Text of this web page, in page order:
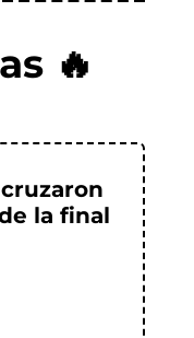
🔥
la final